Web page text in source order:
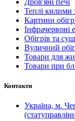
Дров'яні печі
Теплі килими
Картини
Інфрачервоні
Обігрів та
Вуличний
Товари для
Товари при
Контакти
Україна, м.